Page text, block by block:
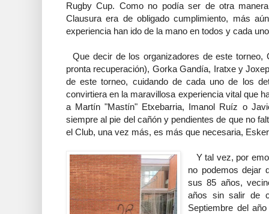
Rugby Cup. Como no podía ser de otra
Clausura era de obligado cumplimiento, más
experiencia han ido de la mano en todos y cada
Que decir de los organizadores de este torneo,
pronta recuperación), Gorka Gandía, Iratxe y
de este torneo, cuidando de cada uno de los
convirtiera en la maravillosa experiencia vital que
a Martín "Mastín" Etxebarria, Imanol Ruíz o
siempre al pie del cañón y pendientes de que no
el Club, una vez más, es más que necesaria,
Y tal vez, por
no podemos dejar
sus 85 años,
años sin salir de
Septiembre del